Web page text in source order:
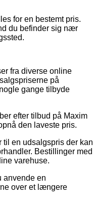
for en bestemt pris.
du befinder sig nær
fra diverse online
på
gange tilbyde
efter tilbud på Maxim
den laveste pris.
til en udsalgspris der kan
Bestillinger med
varehuse.
anvende en
over et længere